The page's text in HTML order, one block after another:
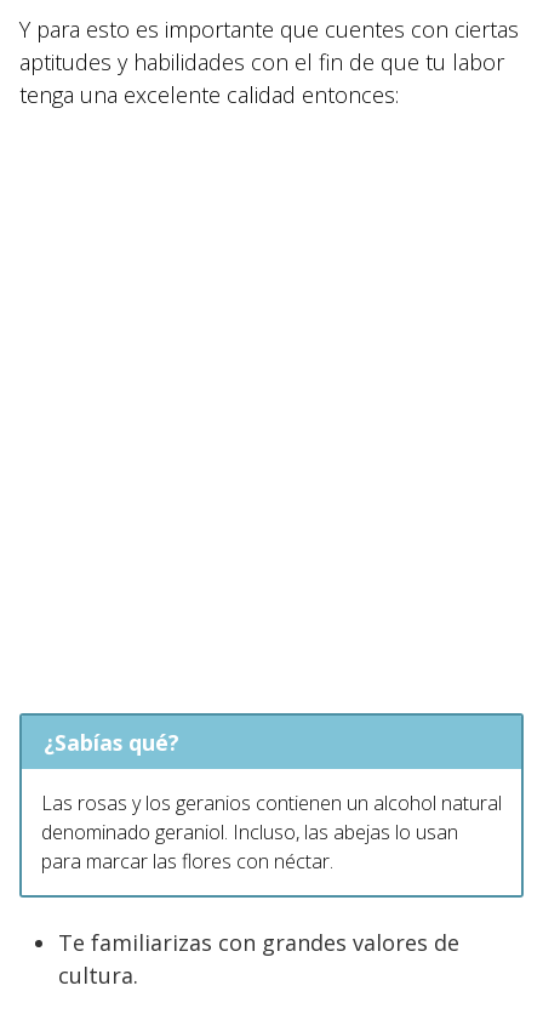
Y para esto es importante que cuentes con ciertas
aptitudes y habilidades con el fin de que tu labor
tenga una excelente calidad entonces:
¿Sabías qué?
Las rosas y los geranios contienen un alcohol natural
denominado geraniol. Incluso, las abejas lo usan
para marcar las flores con néctar.
Te familiarizas con grandes valores de
cultura.